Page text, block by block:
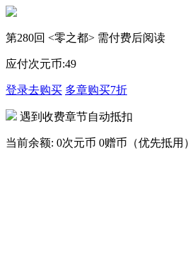
第280回 <零之都> 需付费后阅读
应付次元币:49
登录去购买 多章购买7折
遇到收费章节自动抵扣
当前余额: 0次元币 0赠币（优先抵用）